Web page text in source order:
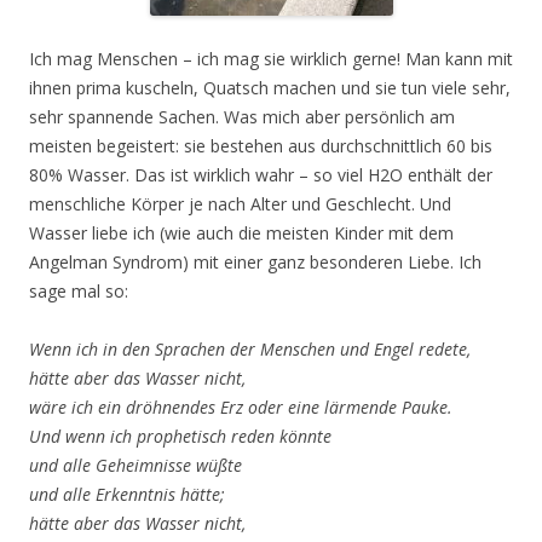
Ich mag Menschen – ich mag sie wirklich gerne! Man kann mit
ihnen prima kuscheln, Quatsch machen und sie tun viele sehr,
sehr spannende Sachen. Was mich aber persönlich am
meisten begeistert: sie bestehen aus durchschnittlich 60 bis
80% Wasser. Das ist wirklich wahr – so viel H2O enthält der
menschliche Körper je nach Alter und Geschlecht. Und
Wasser liebe ich (wie auch die meisten Kinder mit dem
Angelman Syndrom) mit einer ganz besonderen Liebe. Ich
sage mal so:
Wenn ich in den Sprachen der Menschen und Engel redete,
hätte aber das Wasser nicht,
wäre ich ein dröhnendes Erz oder eine lärmende Pauke.
Und wenn ich prophetisch reden könnte
und alle Geheimnisse wüßte
und alle Erkenntnis hätte;
hätte aber das Wasser nicht,